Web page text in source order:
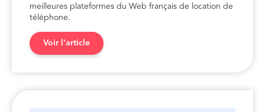
meilleures plateformes du Web français de location de
téléphone.
Voir l'article